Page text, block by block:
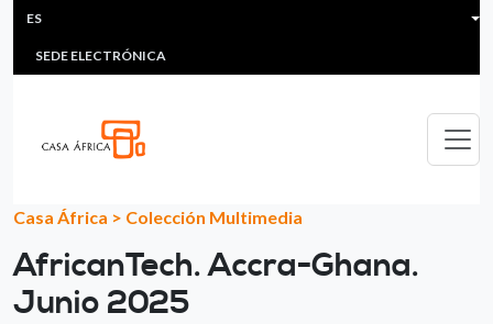
Pasar al contenido principal
HEADER MENU
MULTIMEDIA
SEDE ELECTRÓNICA
ES
Casa África > Colección Multimedia
AfricanTech. Accra-Ghana.
Junio 2025